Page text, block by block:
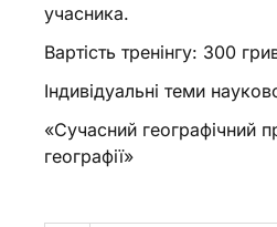
учасника.
Вартість тренінгу: 300
Індивідуальні теми
«Сучасний географічний
географії»